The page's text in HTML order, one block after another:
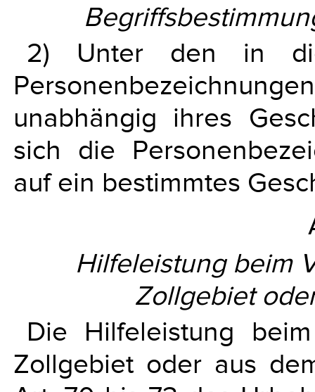
2) Unter den in
unabhängig ihres
sich die
auf ein bestimmtes
Hilfeleistung beim
Zollgebiet
Die Hilfeleistung
Zollgebiet oder aus